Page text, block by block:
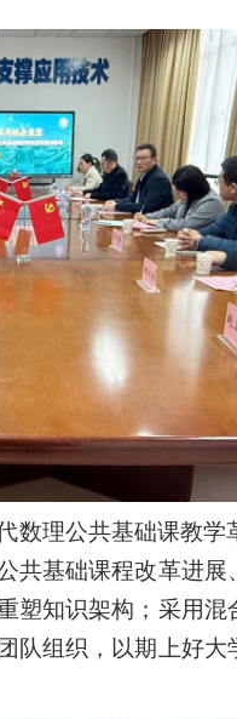
数理公共基础课教学
共基础课程改革进
知识架构；采用混
队组织，以期上好